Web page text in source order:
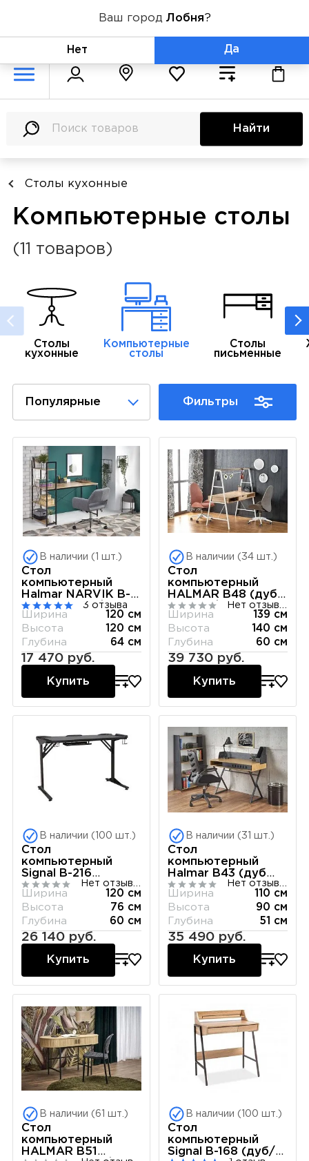
+7 (800) 775-71-06
Найти
Столы кухонные
Компьютерные столы
(11 товаров)
Столы
кухонные
Компьютерные
столы
Столы
письменные
Популярные Фильтры
В наличии (1 шт.)
Стол
компьютерный
Halmar NARVIK B-1
(дуб сонома/
черный)
3 отзыва
Ширина
120 см
Высота
120 см
Глубина
64 см
17 470 руб.
Купить
В наличии (34 шт.)
Стол
компьютерный
HALMAR B48 (дуб
сонома/белый)
Ширина
139 см
Высота
140 см
Глубина
60 см
39 730 руб.
Купить
В наличии (100 шт.)
Стол
компьютерный
Signal B-216
(черный)
Ширина
120 см
Высота
76 см
Глубина
60 см
26 140 руб.
Купить
В наличии (31 шт.)
Стол
компьютерный
Halmar B43 (дуб
золотой)
Ширина
110 см
Высота
90 см
Глубина
51 см
35 490 руб.
Купить
В наличии (61 шт.)
Стол
компьютерный
HALMAR B51
В наличии (100 шт.)
Стол
компьютерный
Signal B-168 (дуб/
Ваш город Лобня?
Нет Да